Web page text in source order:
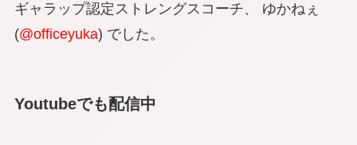
ギャラップ認定ストレングスコーチ、 ゆかねぇ
(@officeyuka) でした。
Youtubeでも配信中